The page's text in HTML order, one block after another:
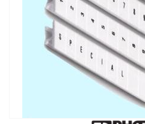
Услуги
Новости
Вакансии